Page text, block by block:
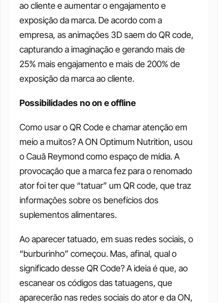
ao cliente e aumentar o engajamento e
exposição da marca. De acordo com a
empresa, as animações 3D saem do QR code,
capturando a imaginação e gerando mais de
25% mais engajamento e mais de 200% de
exposição da marca ao cliente.
Possibilidades no on e offline
Como usar o QR Code e chamar atenção em
meio a muitos? A ON Optimum Nutrition, usou
o Cauã Reymond como espaço de mídia. A
provocação que a marca fez para o renomado
ator foi ter que “tatuar” um QR code, que traz
informações sobre os benefícios dos
suplementos alimentares.
Ao aparecer tatuado, em suas redes sociais, o
“burburinho” começou. Mas, afinal, qual o
significado desse QR Code? A ideia é que, ao
escanear os códigos das tatuagens, que
aparecerão nas redes sociais do ator e da ON,